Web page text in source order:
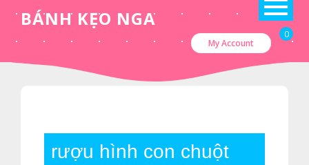
content
BÁNH KẸO NGA
0
My Account
rượu hình con chuột